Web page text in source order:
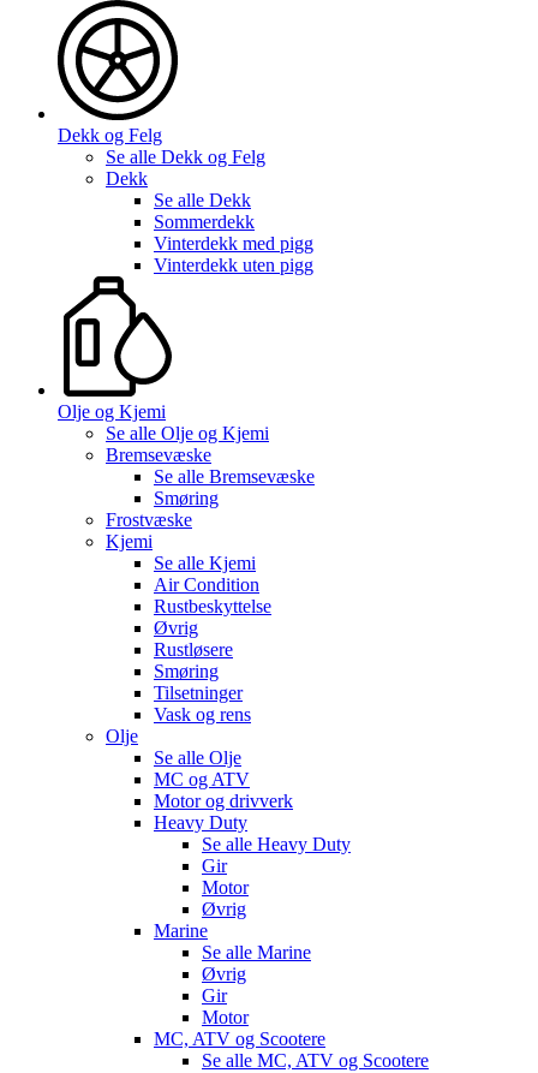
Dekk og Felg
Se alle Dekk og Felg
Dekk
Se alle Dekk
Sommerdekk
Vinterdekk med pigg
Vinterdekk uten pigg
Olje og Kjemi
Se alle Olje og Kjemi
Bremsevæske
Se alle Bremsevæske
Smøring
Frostvæske
Kjemi
Se alle Kjemi
Air Condition
Rustbeskyttelse
Øvrig
Rustløsere
Smøring
Tilsetninger
Vask og rens
Olje
Se alle Olje
MC og ATV
Motor og drivverk
Heavy Duty
Se alle Heavy Duty
Gir
Motor
Øvrig
Marine
Se alle Marine
Øvrig
Gir
Motor
MC, ATV og Scootere
Se alle MC, ATV og Scootere